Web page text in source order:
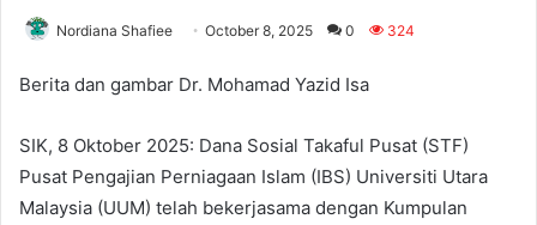
Nordiana Shafiee October 8, 2025 0 324
Berita dan gambar Dr. Mohamad Yazid Isa
SIK, 8 Oktober 2025: Dana Sosial Takaful Pusat (STF)
Pusat Pengajian Perniagaan Islam (IBS) Universiti Utara
Malaysia (UUM) telah bekerjasama dengan Kumpulan